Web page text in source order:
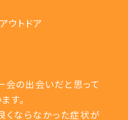
ウトドア
の出会いだと思って
す。
くならなかった症状が